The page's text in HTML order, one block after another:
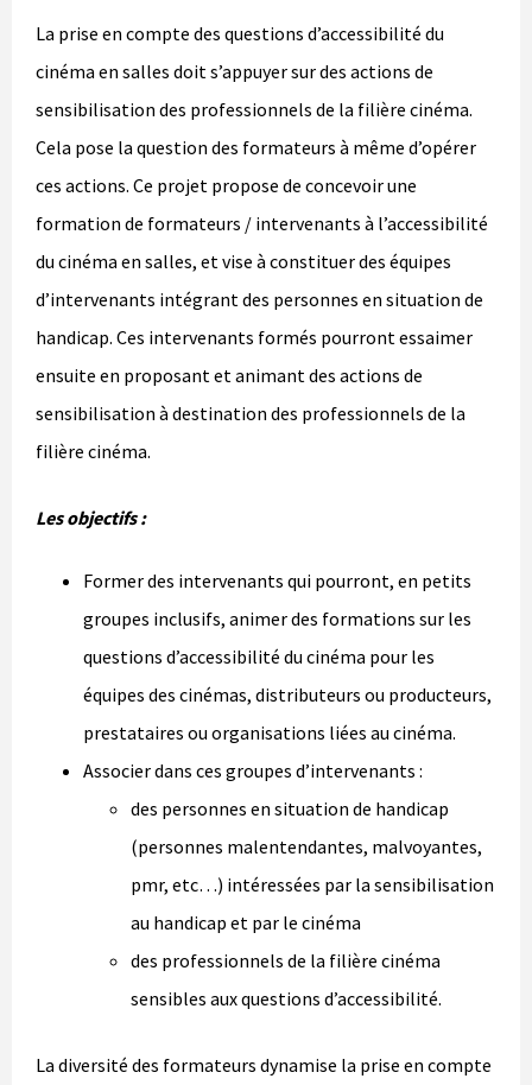
La prise en compte des questions d’accessibilité du
cinéma en salles doit s’appuyer sur des actions de
sensibilisation des professionnels de la filière cinéma.
Cela pose la question des formateurs à même d’opérer
ces actions. Ce projet propose de concevoir une
formation de formateurs / intervenants à l’accessibilité
du cinéma en salles, et vise à constituer des équipes
d’intervenants intégrant des personnes en situation de
handicap. Ces intervenants formés pourront essaimer
ensuite en proposant et animant des actions de
sensibilisation à destination des professionnels de la
filière cinéma.
Les objectifs :
Former des intervenants qui pourront, en petits
groupes inclusifs, animer des formations sur les
questions d’accessibilité du cinéma pour les
équipes des cinémas, distributeurs ou producteurs,
prestataires ou organisations liées au cinéma.
Associer dans ces groupes d’intervenants :
des personnes en situation de handicap
(personnes malentendantes, malvoyantes,
pmr, etc…) intéressées par la sensibilisation
au handicap et par le cinéma
des professionnels de la filière cinéma
sensibles aux questions d’accessibilité.
La diversité des formateurs dynamise la prise en compte